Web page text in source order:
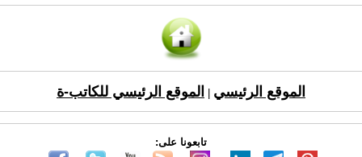
الموقع الرئيسي الموقع الرئيسي للكاتب-ة
تابعونا على: